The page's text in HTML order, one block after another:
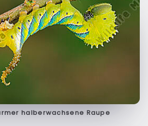
halberwachsene Raupe